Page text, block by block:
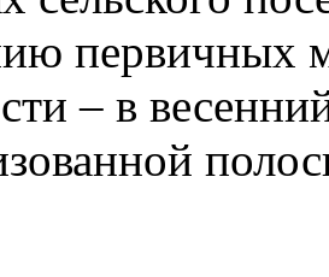
первичных
– в